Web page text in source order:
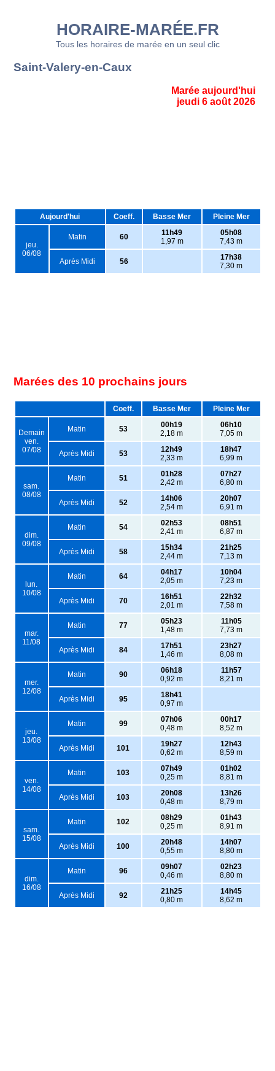
HORAIRE-MARÉE.FR
Tous les horaires de marée en un seul clic
Saint-Valery-en-Caux
Marée aujourd'hui
jeudi 6 août 2026
Aujourd'hui Coeff. Basse Mer Pleine Mer
jeu.
06/08
Matin 60
11h49
1,97 m
05h08
7,43 m
Après Midi 56
17h38
7,30 m
Marées des 10 prochains jours
Coeff. Basse Mer Pleine Mer
Demain
ven.
07/08
Matin 53
00h19
2,18 m
06h10
7,05 m
Après Midi 53
12h49
2,33 m
18h47
6,99 m
sam.
08/08
Matin 51
01h28
2,42 m
07h27
6,80 m
Après Midi 52
14h06
2,54 m
20h07
6,91 m
dim.
09/08
Matin 54
02h53
2,41 m
08h51
6,87 m
Après Midi 58
15h34
2,44 m
21h25
7,13 m
lun.
10/08
Matin 64
04h17
2,05 m
10h04
7,23 m
Après Midi 70
16h51
2,01 m
22h32
7,58 m
mar.
11/08
Matin 77
05h23
1,48 m
11h05
7,73 m
Après Midi 84
17h51
1,46 m
23h27
8,08 m
mer.
12/08
Matin 90
06h18
0,92 m
11h57
8,21 m
Après Midi 95
18h41
0,97 m
jeu.
13/08
Matin 99
07h06
0,48 m
00h17
8,52 m
Après Midi 101
19h27
0,62 m
12h43
8,59 m
ven.
14/08
Matin 103
07h49
0,25 m
01h02
8,81 m
Après Midi 103
20h08
0,48 m
13h26
8,79 m
sam.
15/08
Matin 102
08h29
0,25 m
01h43
8,91 m
Après Midi 100
20h48
0,55 m
14h07
8,80 m
dim.
16/08
Matin 96
09h07
0,46 m
02h23
8,80 m
Après Midi 92
21h25
0,80 m
14h45
8,62 m